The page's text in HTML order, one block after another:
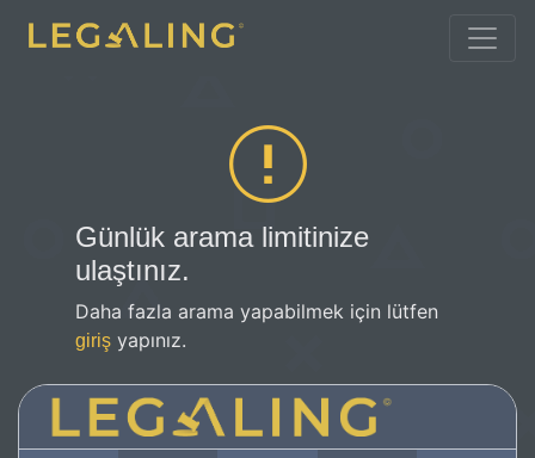
Günlük arama limitinize
ulaştınız.
Daha fazla arama yapabilmek için lütfen
giriş yapınız.